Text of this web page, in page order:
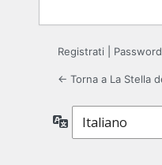
Registrati
← Torna a La Stella
Lingua